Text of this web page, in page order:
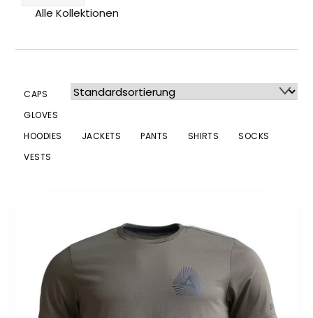
Alle Kollektionen
CAPS
GLOVES
HOODIES
JACKETS PANTS SHIRTS
SOCKS
VESTS